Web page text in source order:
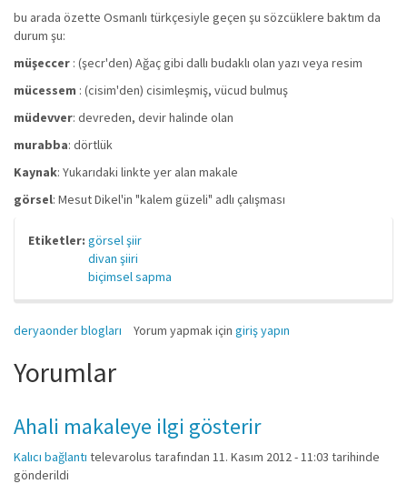
bu arada özette Osmanlı türkçesiyle geçen şu sözcüklere baktım da
durum şu:
müşeccer : (şecr'den) Ağaç gibi dallı budaklı olan yazı veya resim
mücessem : (cisim'den) cisimleşmiş, vücud bulmuş
müdevver: devreden, devir halinde olan
murabba: dörtlük
Kaynak: Yukarıdaki linkte yer alan makale
görsel: Mesut Dikel'in "kalem güzeli" adlı çalışması
Etiketler: görsel şiir
divan şiiri
biçimsel sapma
deryaonder blogları Yorum yapmak için giriş yapın
Yorumlar
Ahali makaleye ilgi gösterir
Kalıcı bağlantı televarolus tarafından 11. Kasım 2012 - 11:03 tarihinde
gönderildi